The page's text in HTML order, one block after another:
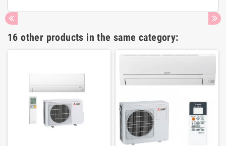
16 other products in the same category: